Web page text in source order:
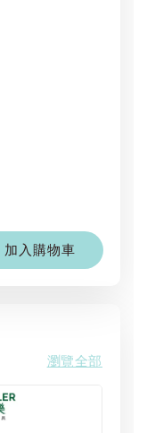
加入購物車
瀏覽全部